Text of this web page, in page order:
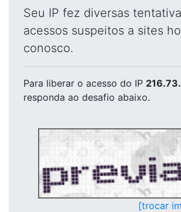
Seu IP fez diversas
acessos suspeitos a sites
conosco.
Para liberar o acesso do IP
responda ao desafio abaixo.
[trocar